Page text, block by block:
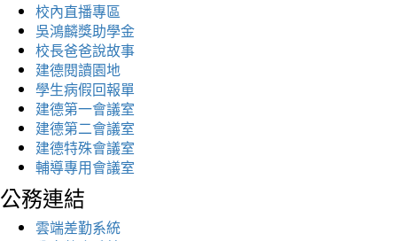
校內直播專區
吳鴻麟獎助學金
校長爸爸說故事
建德閱讀園地
學生病假回報單
建德第一會議室
建德第二會議室
建德特殊會議室
輔導專用會議室
公務連結
雲端差勤系統